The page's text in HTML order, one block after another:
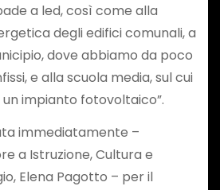
a led, così come alla
degli edifici comunali, a
dove abbiamo da poco
e alla scuola media, sul cui
impianto fotovoltaico”.
immediatamente –
a Istruzione, Cultura e
Elena Pagotto – per il